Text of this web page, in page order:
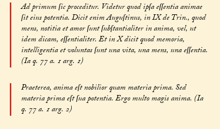
Ad primum ſic proceditur. Videtur quod ipſa eſſentia animae
ſit eius potentia. Dicit enim Auguſtinus, in IX de Trin., quod
mens, notitia et amor ſunt ſubſtantialiter in anima, vel, ut
idem dicam, eſſentialiter. Et in X dicit quod memoria,
intelligentia et voluntas ſunt una vita, una mens, una eſſentia.
(Ia q. 77 a. 1 arg. 1)
Praeterea, anima eſt nobilior quam materia prima. Sed
materia prima eſt ſua potentia. Ergo multo magis anima. (Ia
q. 77 a. 1 arg. 2)